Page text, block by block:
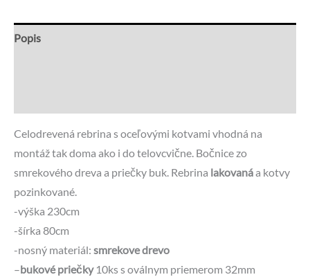
Popis
Celodrevená rebrina s oceľovými kotvami vhodná na
montáž tak doma ako i do telovcvične. Bočnice zo
smrekového dreva a priečky buk. Rebrina lakovanáa kotvy
pozinkované.
-výška 230cm
-šírka 80cm
-nosný materiál: smrekove drevo
–bukové priečky10ks s oválnym priemerom 32mm